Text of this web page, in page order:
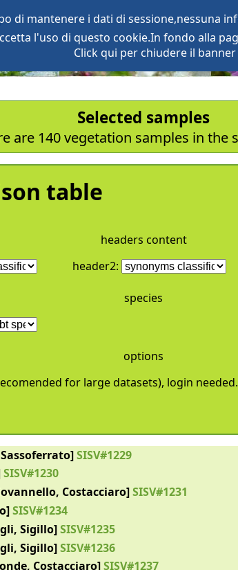
di mantenere i dati di sessione,nessuna
l'uso di questo cookie.In fondo alla
Click qui per chiudere il banner
Selected samples
are 140 vegetation samples in the
table
headers content
header2:
species
options
for large datasets), login needed.
SISV#1229
SISV#1230
Costacciaro]SISV#1231
SISV#1234
Sigillo]SISV#1235
Sigillo]SISV#1236
Costacciaro]SISV#1237